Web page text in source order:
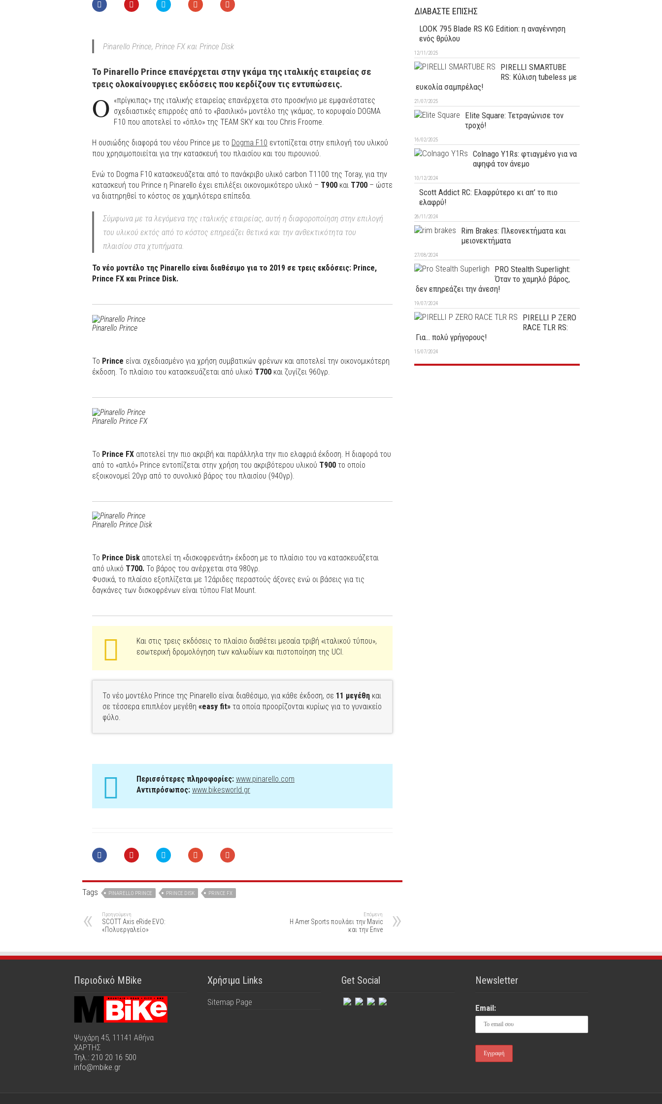
Pinarello Prince, Prince FX και Prince Disk
Το Pinarello Prince επανέρχεται στην γκάμα της ιταλικής εταιρείας σε
τρεις ολοκαίνουργιες εκδόσεις που κερδίζουν τις εντυπώσεις.
Ο «πρίγκιπας» της ιταλικής εταιρείας επανέρχεται στο προσκήνιο με εμφανέστατες
σχεδιαστικές επιρροές από το «βασιλικό» μοντέλο της γκάμας, το κορυφαίο DOGMA
F10 που αποτελεί το «όπλο» της TEAM SKY και του Chris Froome.
Η ουσιώδης διαφορά του νέου Prince με το Dogma F10 εντοπίζεται στην επιλογή του υλικού
που χρησιμοποιείται για την κατασκευή του πλαισίου και του πιρουνιού.
Ενώ το Dogma F10 κατασκευάζεται από το πανάκριβο υλικό carbon T1100 της Toray, για την
κατασκευή του Prince η Pinarello έχει επιλέξει οικονομικότερο υλικό – T900 και Τ700 – ώστε
να διατηρηθεί το κόστος σε χαμηλότερα επίπεδα.
Σύμφωνα με τα λεγόμενα της ιταλικής εταιρείας, αυτή η διαφοροποίηση στην επιλογή
του υλικού εκτός από το κόστος επηρεάζει θετικά και την ανθεκτικότητα του
πλαισίου στα χτυπήματα.
Το νέο μοντέλο της Pinarello είναι διαθέσιμο για το 2019 σε τρεις εκδόσεις: Prince,
Prince FX και Prince Disk.
Pinarello Prince
Το Prince είναι σχεδιασμένο για χρήση συμβατικών φρένων και αποτελεί την οικονομικότερη
έκδοση. Το πλαίσιο του κατασκευάζεται από υλικό T700 και ζυγίζει 960γρ.
Pinarello Prince FX
Το Prince FX αποτελεί την πιο ακριβή και παράλληλα την πιο ελαφριά έκδοση. Η διαφορά του
από το «απλό» Prince εντοπίζεται στην χρήση του ακριβότερου υλικού T900 το οποίο
εξοικονομεί 20γρ από το συνολικό βάρος του πλαισίου (940γρ).
Pinarello Prince Disk
Το Prince Disk αποτελεί τη «δισκοφρενάτη» έκδοση με το πλαίσιο του να κατασκευάζεται
από υλικό T700. Το βάρος του ανέρχεται στα 980γρ.
Φυσικά, το πλαίσιο εξοπλίζεται με 12άριδες περαστούς άξονες ενώ οι βάσεις για τις
δαγκάνες των δισκοφρένων είναι τύπου Flat Mount.
Και στις τρεις εκδόσεις το πλαίσιο διαθέτει μεσαία τριβή «ιταλικού τύπου»,
εσωτερική δρομολόγηση των καλωδίων και πιστοποίηση της UCI.
Το νέο μοντέλο Prince της Pinarello είναι διαθέσιμο, για κάθε έκδοση, σε 11 μεγέθη και
σε τέσσερα επιπλέον μεγέθη «easy fit» τα οποία προορίζονται κυρίως για το γυναικείο
φύλο.
Περισσότερες πληροφορίες: www.pinarello.com
Αντιπρόσωπος: www.bikesworld.gr
Tags PINARELLO PRINCE PRINCE DISK PRINCE FX
Προηγούμενη
SCOTT Axis eRide EVO:
«Πολυεργαλείο»
Επόμενη
Η Amer Sports πουλάει την Mavic
και την Enve
ΔΙΑΒΑΣΤΕ ΕΠΙΣΗΣ
LOOK 795 Blade RS KG Edition: η αναγέννηση
ενός θρύλου
12/11/2025
PIRELLI SMARTUBE
RS: Κύλιση tubeless με
ευκολία σαμπρέλας!
21/07/2025
Elite Square: Τετραγώνισε τον
τροχό!
16/02/2025
Colnago Y1Rs: φτιαγμένο για να
αψηφά τον άνεμο
10/12/2024
Scott Addict RC: Ελαφρύτερο κι απ’ το πιο
ελαφρύ!
26/11/2024
Rim Brakes: Πλεονεκτήματα και
μειονεκτήματα
27/08/2024
PRO Stealth Superlight:
Όταν το χαμηλό βάρος,
δεν επηρεάζει την άνεση!
19/07/2024
PIRELLI P ZERO
RACE TLR RS:
Για… πολύ γρήγορους!
15/07/2024
Περιοδικό MBike
Ψυχάρη 45, 11141 Αθήνα
ΧΑΡΤΗΣ
Τηλ.: 210 20 16 500
info@mbike.gr
Χρήσιμα Links
Sitemap Page
Get Social Newsletter
Email: